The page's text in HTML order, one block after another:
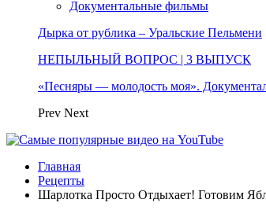
Документальные фильмы
Дырка от рублика – Уральские Пельмени
НЕПЫЛЬНЫЙ ВОПРОС | 3 ВЫПУСК
«Песняры — молодость моя».
Prev Next
Главная
Рецепты
Шарлотка Просто Отдыхает! Готовим